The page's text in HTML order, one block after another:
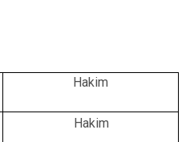
Hakim
Hakim